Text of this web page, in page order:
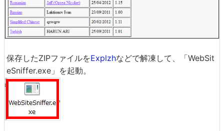
保存したZIPファイルをExplzhなどで解凍して、「WebSit
eSniffer.exe」を起動。